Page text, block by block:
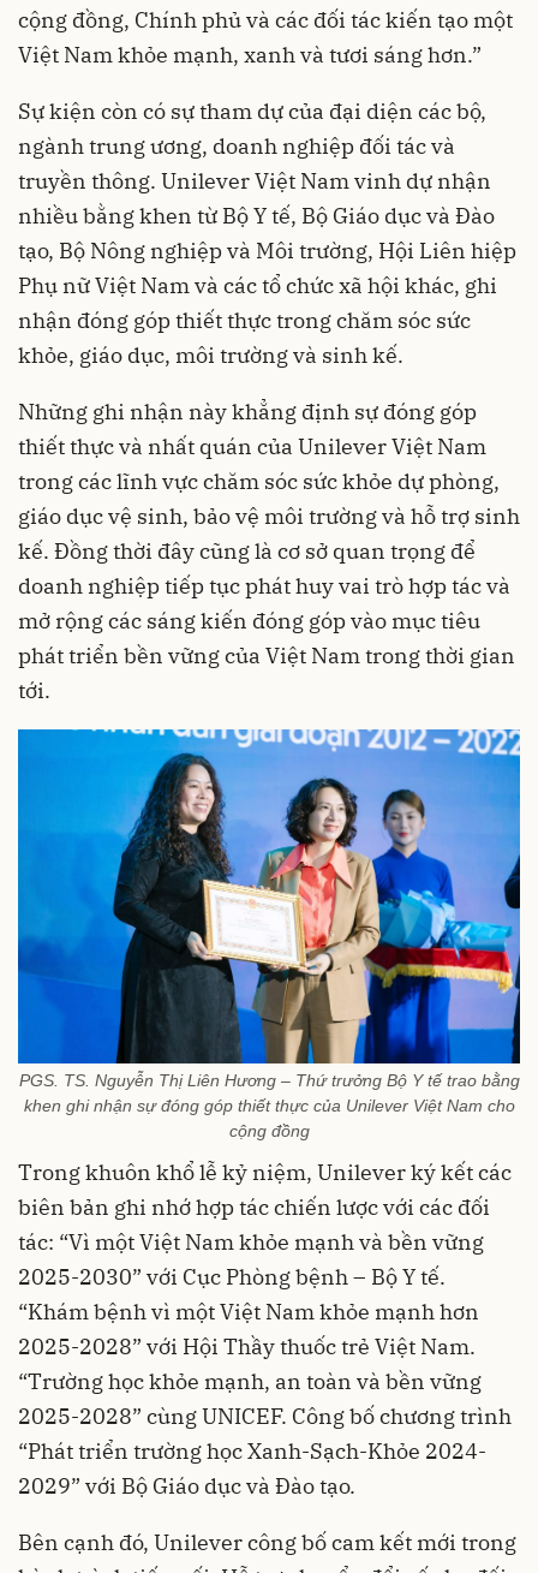
cộng đồng, Chính phủ và các đối tác kiến tạo một
Việt Nam khỏe mạnh, xanh và tươi sáng hơn.”
Sự kiện còn có sự tham dự của đại diện các bộ,
ngành trung ương, doanh nghiệp đối tác và
truyền thông. Unilever Việt Nam vinh dự nhận
nhiều bằng khen từ Bộ Y tế, Bộ Giáo dục và Đào
tạo, Bộ Nông nghiệp và Môi trường, Hội Liên hiệp
Phụ nữ Việt Nam và các tổ chức xã hội khác, ghi
nhận đóng góp thiết thực trong chăm sóc sức
khỏe, giáo dục, môi trường và sinh kế.
Những ghi nhận này khẳng định sự đóng góp
thiết thực và nhất quán của Unilever Việt Nam
trong các lĩnh vực chăm sóc sức khỏe dự phòng,
giáo dục vệ sinh, bảo vệ môi trường và hỗ trợ sinh
kế. Đồng thời đây cũng là cơ sở quan trọng để
doanh nghiệp tiếp tục phát huy vai trò hợp tác và
mở rộng các sáng kiến đóng góp vào mục tiêu
phát triển bền vững của Việt Nam trong thời gian
tới.
PGS. TS. Nguyễn Thị Liên Hương – Thứ trưởng Bộ Y tế trao bằng
khen ghi nhận sự đóng góp thiết thực của Unilever Việt Nam cho
cộng đồng
Trong khuôn khổ lễ kỷ niệm, Unilever ký kết các
biên bản ghi nhớ hợp tác chiến lược với các đối
tác: “Vì một Việt Nam khỏe mạnh và bền vững
2025-2030” với Cục Phòng bệnh – Bộ Y tế.
“Khám bệnh vì một Việt Nam khỏe mạnh hơn
2025-2028” với Hội Thầy thuốc trẻ Việt Nam.
“Trường học khỏe mạnh, an toàn và bền vững
2025-2028” cùng UNICEF. Công bố chương trình
“Phát triển trường học Xanh-Sạch-Khỏe 2024-
2029” với Bộ Giáo dục và Đào tạo.
Bên cạnh đó, Unilever công bố cam kết mới trong